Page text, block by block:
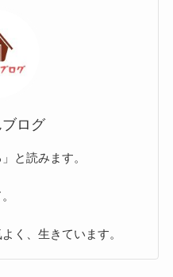
ログ
と読みます。
く、生きています。